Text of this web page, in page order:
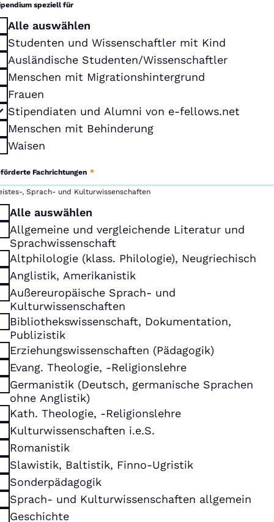
speziell für
Alle auswählen
Studenten und Wissenschaftler mit Kind
Ausländische Studenten/Wissenschaftler
Menschen mit Migrationshintergrund
Frauen
Stipendiaten und Alumni von e-fellows.net
Menschen mit Behinderung
Waisen
Fachrichtungen *
, Sprach- und Kulturwissenschaften
Alle auswählen
Allgemeine und vergleichende Literatur und
Sprachwissenschaft
Altphilologie (klass. Philologie), Neugriechisch
Anglistik, Amerikanistik
Außereuropäische Sprach- und
Kulturwissenschaften
Bibliothekswissenschaft, Dokumentation,
Publizistik
Erziehungswissenschaften (Pädagogik)
Evang. Theologie, -Religionslehre
Germanistik (Deutsch, germanische Sprachen
ohne Anglistik)
Kath. Theologie, -Religionslehre
Kulturwissenschaften i.e.S.
Romanistik
Slawistik, Baltistik, Finno-Ugristik
Sonderpädagogik
Sprach- und Kulturwissenschaften allgemein
Geschichte